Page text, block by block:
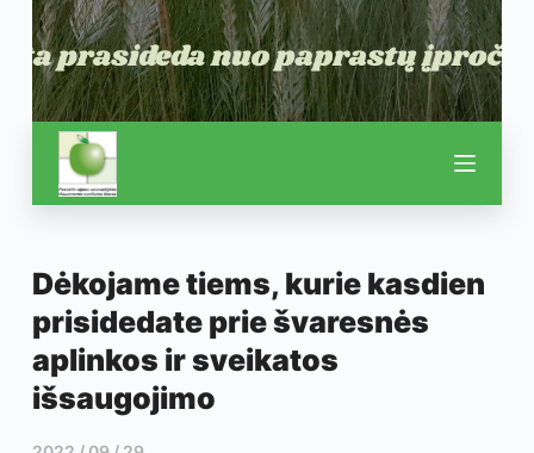
Dėkojame tiems, kurie kasdien
prisidedate prie švaresnės
aplinkos ir sveikatos
išsaugojimo